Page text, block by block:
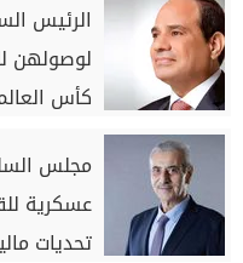
الرئيس
لوصولهن
كأس
مجلس
عسكرية
تحديات